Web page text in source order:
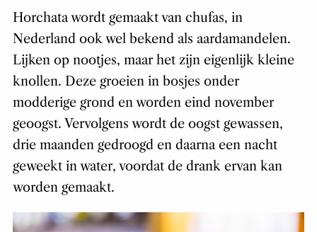
Horchata wordt gemaakt van chufas, in
Nederland ook wel bekend als aardamandelen.
Lijken op nootjes, maar het zijn eigenlijk kleine
knollen. Deze groeien in bosjes onder
modderige grond en worden eind november
geoogst. Vervolgens wordt de oogst gewassen,
drie maanden gedroogd en daarna een nacht
geweekt in water, voordat de drank ervan kan
worden gemaakt.